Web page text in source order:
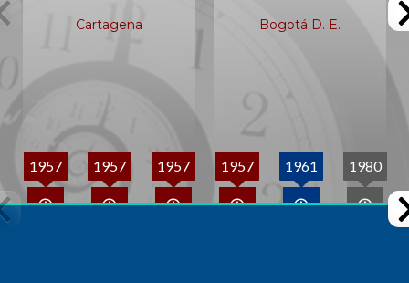
Cartagena Bogotá D. E.
1957 1957 1957 1957 1961 1980